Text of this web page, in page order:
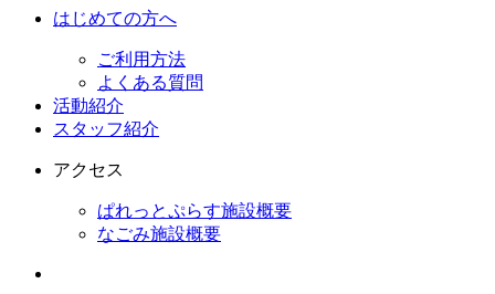
はじめての方へ
ご利用方法
よくある質問
活動紹介
スタッフ紹介
アクセス
ぱれっとぷらす施設概要
なごみ施設概要